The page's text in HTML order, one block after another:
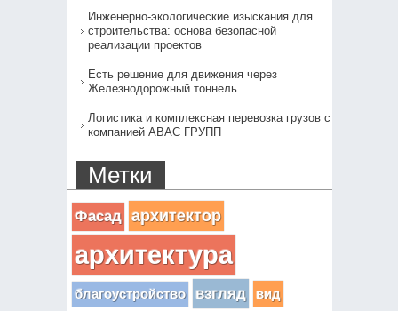
Инженерно-экологические изыскания для
строительства: основа безопасной
реализации проектов
Есть решение для движения через
Железнодорожный тоннель
Логистика и комплексная перевозка грузов с
компанией АВАС ГРУПП
Метки
Фасад архитектор
архитектура
благоустройство взгляд вид